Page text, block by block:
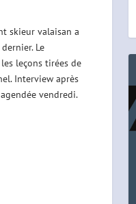
skieur valaisan a
Le
leçons tirées de
Interview après
vendredi.